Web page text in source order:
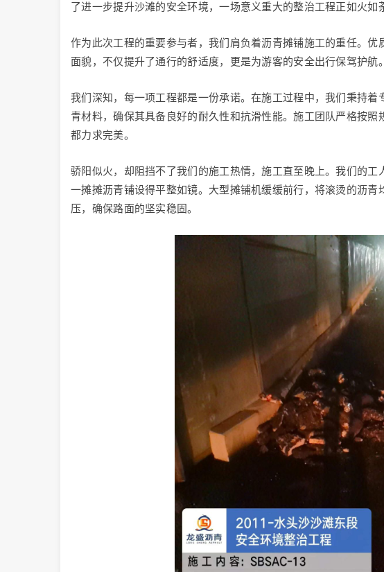
了进一步提升沙滩的安全环境，一场意义重大的整治工程正如火如
作为此次工程的重要参与者，我们肩负着沥青摊铺施工的重任。
面貌，不仅提升了通行的舒适度，更是为游客的安全出行保驾护航。
我们深知，每一项工程都是一份承诺。在施工过程中，我们秉持
青材料，确保其具备良好的耐久性和抗滑性能。施工团队严格按
都力求完美。
骄阳似火，却阻挡不了我们的施工热情，施工直至晚上。我们的
一摊摊沥青铺设得平整如镜。大型摊铺机缓缓前行，将滚烫的沥
压，确保路面的坚实稳固。